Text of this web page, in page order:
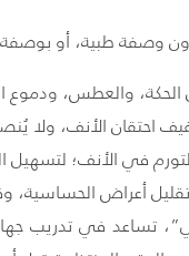
وصفة طبية، أو
ودموع العين، وتبدأ
احتقان الأنف، ولا
في الأنف؛
وقد تحتاج إلى 4 إلى 6
تساعد في تدريب